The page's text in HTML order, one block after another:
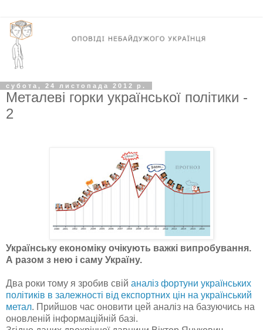
субота, 24 листопада 2012 р.
Металеві горки української політики -
2
Українську економіку очікують важкі випробування.
А разом з нею і саму Україну.
Два роки тому я зробив свій аналіз фортуни українських
політиків в залежності від експортних цін на український
метал. Прийшов час оновити цей аналіз на базуючись на
оновленій інформаційній базі.